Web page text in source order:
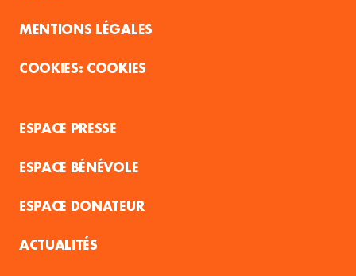
MENTIONS LÉGALES
COOKIES
ESPACE PRESSE
ESPACE BÉNÉVOLE
ESPACE DONATEUR
ACTUALITÉS